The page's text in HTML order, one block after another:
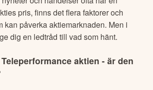
pris, finns det flera faktorer och
kan påverka aktiemarknaden. Men i
dig en ledtråd till vad som hänt.
Teleperformance aktien - är den